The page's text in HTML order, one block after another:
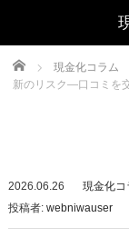
Home 現金化コラム
新のリスク—口コミを
2026.06.26 現金化コ
投稿者: webniwauser